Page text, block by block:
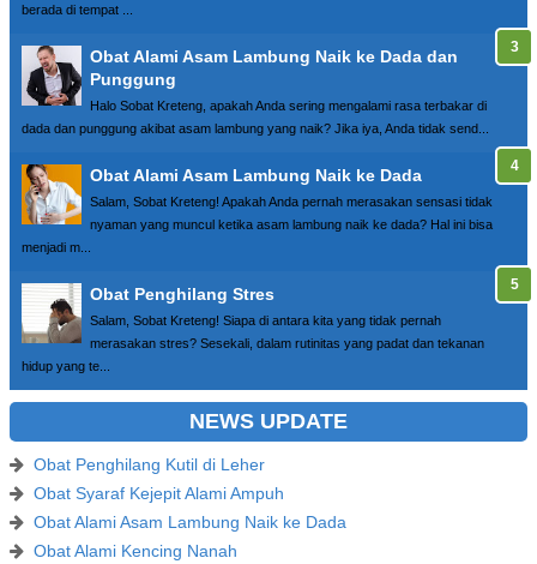
berada di tempat ...
Obat Alami Asam Lambung Naik ke Dada dan
Punggung
Halo Sobat Kreteng, apakah Anda sering mengalami rasa terbakar di
dada dan punggung akibat asam lambung yang naik? Jika iya, Anda tidak send...
Obat Alami Asam Lambung Naik ke Dada
Salam, Sobat Kreteng! Apakah Anda pernah merasakan sensasi tidak
nyaman yang muncul ketika asam lambung naik ke dada? Hal ini bisa
menjadi m...
Obat Penghilang Stres
Salam, Sobat Kreteng! Siapa di antara kita yang tidak pernah
merasakan stres? Sesekali, dalam rutinitas yang padat dan tekanan
hidup yang te...
NEWS UPDATE
Obat Penghilang Kutil di Leher
Obat Syaraf Kejepit Alami Ampuh
Obat Alami Asam Lambung Naik ke Dada
Obat Alami Kencing Nanah